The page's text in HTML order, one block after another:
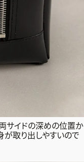
サイドの深めの位置か
が取り出しやすいので